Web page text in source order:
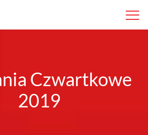
Czwartkowe
2019